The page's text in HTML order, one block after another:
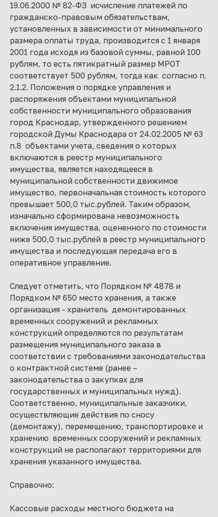
19.06.2000 № 82-ФЗ исчисление платежей по
гражданско-правовым обязательствам,
установленных в зависимости от минимального
размера оплаты труда, производится с 1 января
2001 года исходя из базовой суммы, равной 100
рублям, то есть пятикратный размер МРОТ
соответствует 500 рублям, тогда как согласно п.
2.1.2. Положения о порядке управления и
распоряжения объектами муниципальной
собственности муниципального образования
город Краснодар, утвержденного решением
городской Думы Краснодара от 24.02.2005 № 63
п.8 объектами учета, сведения о которых
включаются в реестр муниципального
имущества, является находящееся в
муниципальной собственности движимое
имущество, первоначальная стоимость которого
превышает 500,0 тыс.рублей. Таким образом,
изначально сформирована невозможность
включения имущества, оцененного по стоимости
ниже 500,0 тыс.рублей в реестр муниципального
имущества и последующая передача его в
оперативное управление.
Следует отметить, что Порядком № 4878 и
Порядком № 650 место хранения, а также
организация - хранитель демонтированных
временных сооружений и рекламных
конструкций определяются по результатам
размещения муниципального заказа в
соответствии с требованиями законодательства
о контрактной системе (ранее –
законодательства о закупках для
государственных и муниципальных нужд).
Соответственно, муниципальные заказчики,
осуществляющие действия по сносу
(демонтажу), перемещению, транспортировке и
хранению временных сооружений и рекламных
конструкций не располагают территориями для
хранения указанного имущества.
Справочно:
Кассовые расходы местного бюджета на